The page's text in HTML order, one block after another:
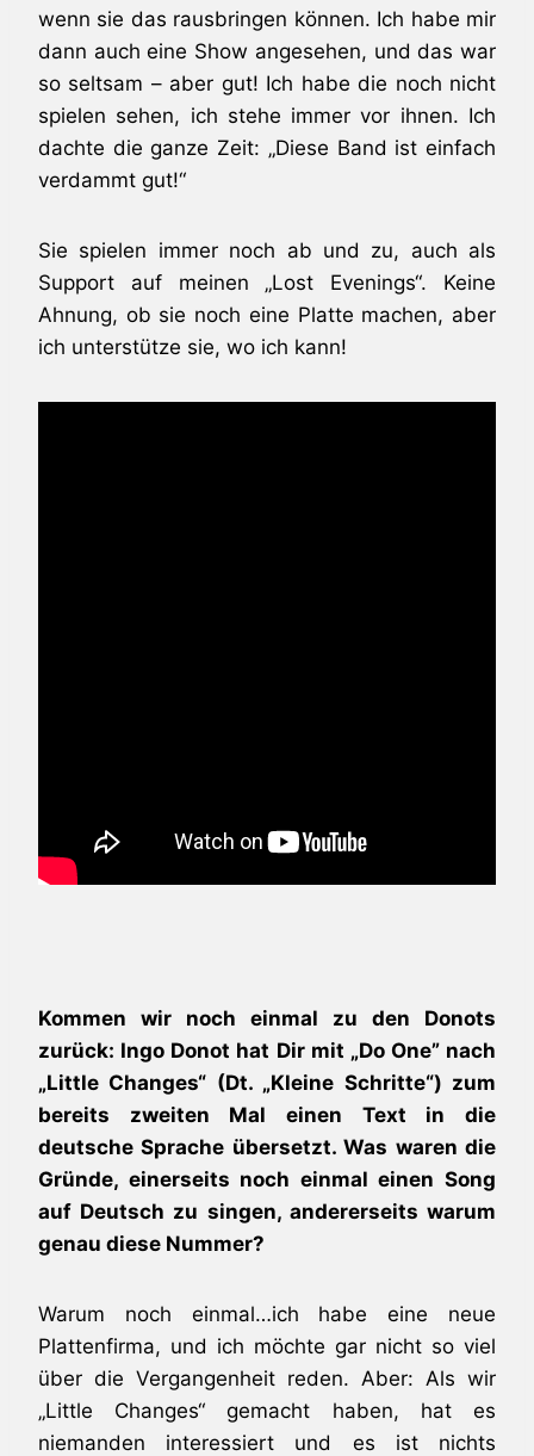
wenn sie das rausbringen können. Ich habe mir
dann auch eine Show angesehen, und das war
so seltsam – aber gut! Ich habe die noch nicht
spielen sehen, ich stehe immer vor ihnen. Ich
dachte die ganze Zeit: „Diese Band ist einfach
verdammt gut!“
Sie spielen immer noch ab und zu, auch als
Support auf meinen „Lost Evenings“. Keine
Ahnung, ob sie noch eine Platte machen, aber
ich unterstütze sie, wo ich kann!
Kommen wir noch einmal zu den Donots
zurück: Ingo Donot hat Dir mit „Do One” nach
„Little Changes“ (Dt. „Kleine Schritte“) zum
bereits zweiten Mal einen Text in die
deutsche Sprache übersetzt. Was waren die
Gründe, einerseits noch einmal einen Song
auf Deutsch zu singen, andererseits warum
genau diese Nummer?
Warum noch einmal…ich habe eine neue
Plattenfirma, und ich möchte gar nicht so viel
über die Vergangenheit reden. Aber: Als wir
„Little Changes“ gemacht haben, hat es
niemanden interessiert und es ist nichts